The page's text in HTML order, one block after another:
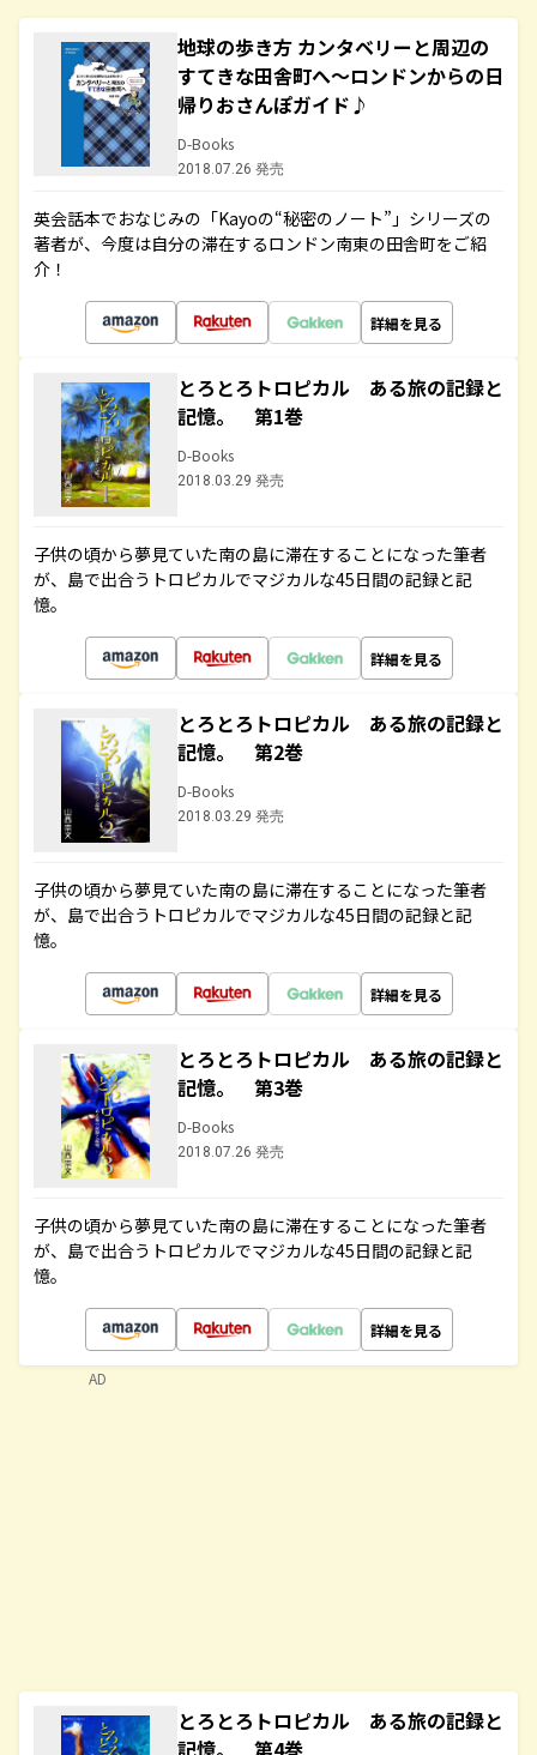
地球の歩き方 カンタベリーと周辺の
すてきな田舎町へ～ロンドンからの日
帰りおさんぽガイド♪
D-Books
2018.07.26 発売
英会話本でおなじみの「Kayoの“秘密のノート”」シリーズの
著者が、今度は自分の滞在するロンドン南東の田舎町をご紹
介！
詳細を見る
とろとろトロピカル ある旅の記録と
記憶。 第1巻
D-Books
2018.03.29 発売
子供の頃から夢見ていた南の島に滞在することになった筆者
が、島で出合うトロピカルでマジカルな45日間の記録と記
憶。
詳細を見る
とろとろトロピカル ある旅の記録と
記憶。 第2巻
D-Books
2018.03.29 発売
子供の頃から夢見ていた南の島に滞在することになった筆者
が、島で出合うトロピカルでマジカルな45日間の記録と記
憶。
詳細を見る
とろとろトロピカル ある旅の記録と
記憶。 第3巻
D-Books
2018.07.26 発売
子供の頃から夢見ていた南の島に滞在することになった筆者
が、島で出合うトロピカルでマジカルな45日間の記録と記
憶。
詳細を見る
とろとろトロピカル ある旅の記録と
記憶。 第4巻
AD